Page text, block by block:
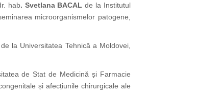
hab. Svetlana BACAL de la Institutul
microorganismelor patogene,
la Universitatea Tehnică a Moldovei,
de Stat de Medicină și Farmacie
și afecțiunile chirurgicale ale